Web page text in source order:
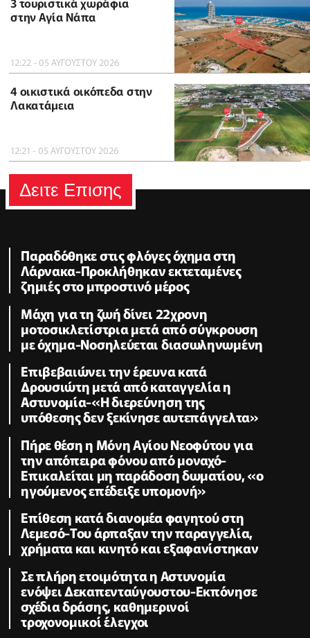
στην Αγία Νάπα
12:22 - 05 ΑΥΓΟΥΣΤΟΥ 2026
4 οικιστικά οικόπεδα στην
Λακατάμεια
12:21 - 05 ΑΥΓΟΥΣΤΟΥ 2026
Δειτε Επισης
Παραδόθηκε στις φλόγες όχημα στη
Λάρνακα-Προκλήθηκαν εκτεταμένες
ζημιές στο μπροστινό μέρος
Μάχη για τη ζωή δίνει 22χρονη
μοτοσικλετίστρια μετά από σύγκρουση
με όχημα-Νοσηλεύεται διασωληνωμένη
Επιβεβαιώνει την έρευνα κατά
Δρουσιώτη μετά από καταγγελία η
Αστυνομία-«Η διερεύνηση της
υπόθεσης δεν ξεκίνησε αυτεπάγγελτα»
Πήρε θέση η Μόνη Αγίου Νεοφύτου για
την απόπειρα φόνου από μοναχό-
Επικαλείται μη παράδοση δωματίου, «ο
ηγούμενος επέδειξε υπομονή»
Επίθεση κατά διανομέα φαγητού στη
Λεμεσό-Του άρπαξαν την παραγγελία,
χρήματα και κινητό και εξαφανίστηκαν
Σε πλήρη ετοιμότητα η Αστυνομία
ενόψει Δεκαπενταύγουστου-Εκπόνησε
σχέδια δράσης, καθημερινοί
τροχονομικοί έλεγχοι